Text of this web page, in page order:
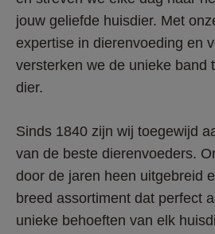
jouw geliefde huisdier. Met
expertise in dierenvoeding en
versterken we de unieke band
dier.
Sinds 1840 zijn wij toegewijd
van de beste dierenvoeders.
door de jaren heen uitgebreid
breed assortiment dat perfect
unieke behoeften van elk